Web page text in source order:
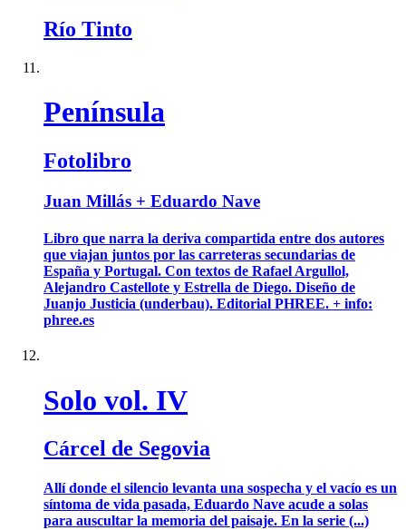
Río Tinto
Península
Fotolibro
Juan Millás + Eduardo Nave
Libro que narra la deriva compartida entre dos autores
que viajan juntos por las carreteras secundarias de
España y Portugal. Con textos de Rafael Argullol,
Alejandro Castellote y Estrella de Diego. Diseño de
Juanjo Justicia (underbau). Editorial PHREE. + info:
phree.es
Solo vol. IV
Cárcel de Segovia
Allí donde el silencio levanta una sospecha y el vacío es un
síntoma de vida pasada, Eduardo Nave acude a solas
para auscultar la memoria del paisaje. En la serie (...)